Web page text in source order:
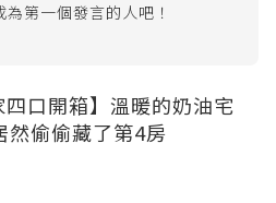
第一個發言的人吧！
四口開箱】溫暖的奶油宅
然偷偷藏了第4房